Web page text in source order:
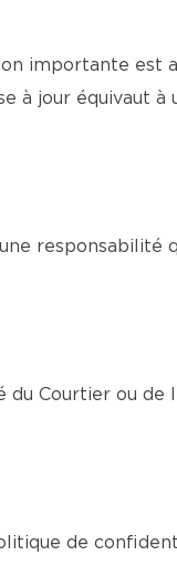
importante est
à jour équivaut
responsabilité
du Courtier ou
de